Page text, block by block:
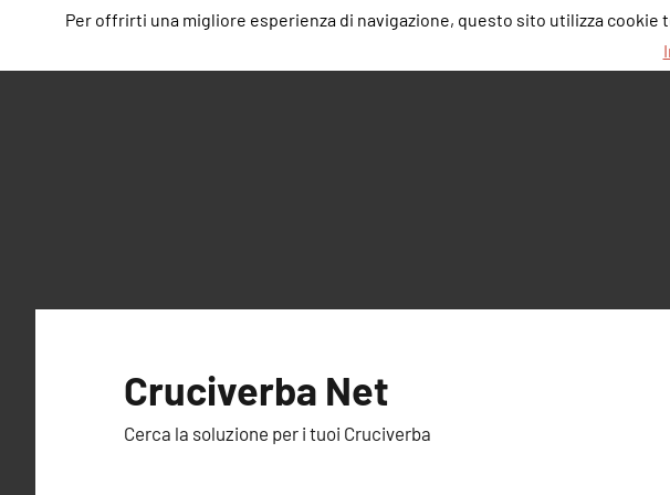
Cruciverba Net
Cerca la soluzione per i tuoi Cruciverba
Per offrirti una migliore esperienza di navigazione, questo sito utilizza